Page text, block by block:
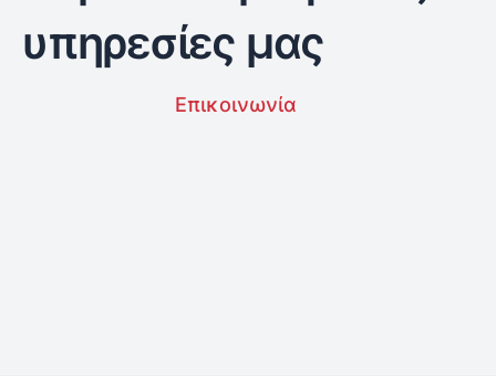
υπηρεσίες μας
Επικοινωνία